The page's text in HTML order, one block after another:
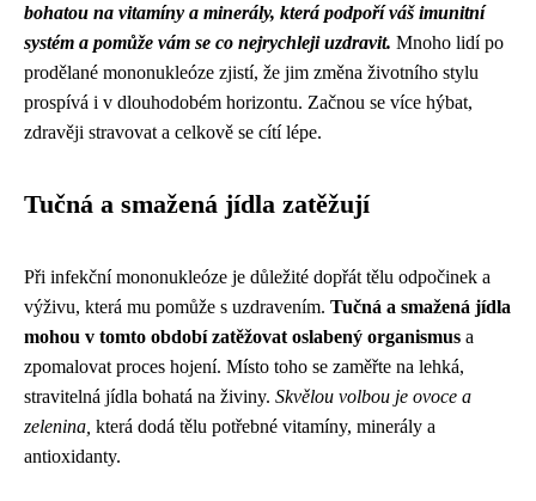
bohatou na vitamíny a minerály, která podpoří váš imunitní
systém a pomůže vám se co nejrychleji uzdravit. Mnoho lidí po
prodělané mononukleóze zjistí, že jim změna životního stylu
prospívá i v dlouhodobém horizontu. Začnou se více hýbat,
zdravěji stravovat a celkově se cítí lépe.
Tučná a smažená jídla zatěžují
Při infekční mononukleóze je důležité dopřát tělu odpočinek a
výživu, která mu pomůže s uzdravením. Tučná a smažená jídla
mohou v tomto období zatěžovat oslabený organismus a
zpomalovat proces hojení. Místo toho se zaměřte na lehká,
stravitelná jídla bohatá na živiny. Skvělou volbou je ovoce a
zelenina, která dodá tělu potřebné vitamíny, minerály a
antioxidanty.